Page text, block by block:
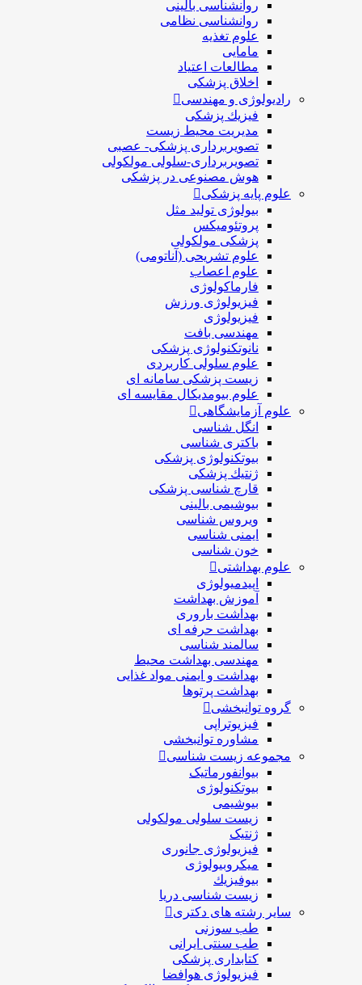
روانشناسی بالینی
روانشناسی نظامی
علوم تغذیه
مامایی
مطالعات اعتیاد
اخلاق پزشکی
رادیولوژی و مهندسی
فيزيك پزشکی
مدیریت محیط زیست
تصویربرداری پزشکی- عصبی
تصویربرداری-سلولی مولکولی
هوش مصنوعی در پزشکی
علوم پایه پزشکی
بیولوژی تولید مثل
پروتئومیکس
پزشکی مولکولی
علوم تشریحی (آناتومی)
علوم اعصاب
فارماکولوژی
فیزیولوژی ورزش
فیزیولوژی
مهندسی بافت
نانوتکنولوژی پزشکی
علوم سلولی کاربردی
زیست پزشکی سامانه ای
علوم بیومدیکال مقایسه ای
علوم آزمایشگاهی
انگل شناسی
باکتری شناسی
بیوتکنولوژی پزشکی
ژنتيك پزشکی
قارچ شناسی پزشكی
بیوشیمی بالینی
ویروس شناسی
ایمنی شناسی
خون شناسی
علوم بهداشتی
اپیدمیولوژی
آموزش بهداشت
بهداشت باروری
بهداشت حرفه ای
سالمند شناسی
مهندسی بهداشت محيط
بهداشت و ایمنی مواد غذایی
بهداشت پرتوها
گروه توانبخشی
فیزیوتراپی
مشاوره توانبخشی
مجموعه زیست شناسی
بیوانفورماتیک
بیوتکنولوژی
بیوشیمی
زیست سلولی مولکولی
ژنتیک
فیزیولوژی جانوری
میکروبیولوژی
بيوفيزيك
زیست شناسی دریا
سایر رشته های دکتری
طب سوزنی
طب سنتی ایرانی
کتابداری پزشکی
فیزیولوژی هوافضا